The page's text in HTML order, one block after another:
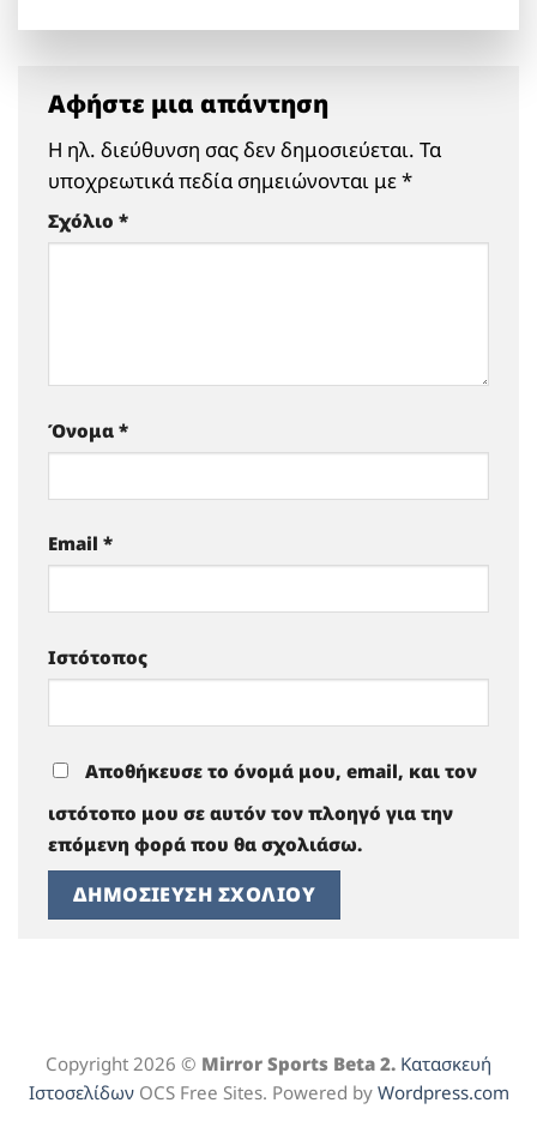
Αφήστε μια απάντηση
Η ηλ. διεύθυνση σας δεν δημοσιεύεται. Τα
υποχρεωτικά πεδία σημειώνονται με*
Σχόλιο *
Όνομα *
Email *
Ιστότοπος
Αποθήκευσε το όνομά μου, email, και τον
ιστότοπο μου σε αυτόν τον πλοηγό για την
επόμενη φορά που θα σχολιάσω.
Copyright 2026 © Mirror Sports Beta 2. Κατασκευή
ΙστοσελίδωνOCS Free Sites. Powered by Wordpress.com